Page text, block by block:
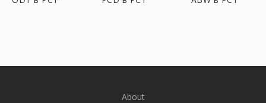
About